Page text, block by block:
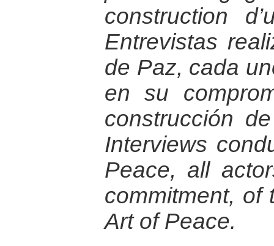
construction
Entrevistas
de Paz, cada
en su
construcción
Interviews
Peace, all
commitment, of
Art of Peace.